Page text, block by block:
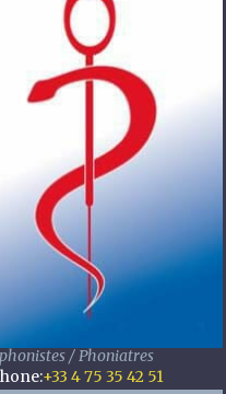
/ Phoniatres
:+33 4 75 35 42 51